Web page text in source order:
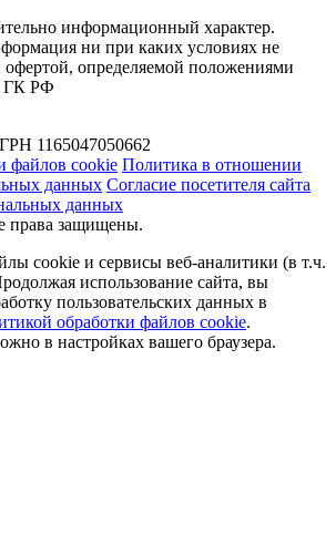
информационный характер.
ни при каких условиях не
офертой, определяемой положениями
ГК РФ
1165047050662
файлов cookie Политика в отношении
данных Согласие посетителя сайта
данных
права защищены.
cookie и сервисы веб-аналитики (в т.ч.
использование сайта, вы
пользовательских данных в
обработки файлов cookie.
в настройках вашего браузера.